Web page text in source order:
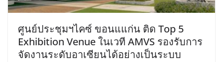
ศูนย์ประชุมฯไคซ์ ขอนแแก่น ติด Top 5
Exhibition Venue ในเวที AMVS รองรับการ
จัดงานระดับอาเซียนได้อย่างเป็นระบบ